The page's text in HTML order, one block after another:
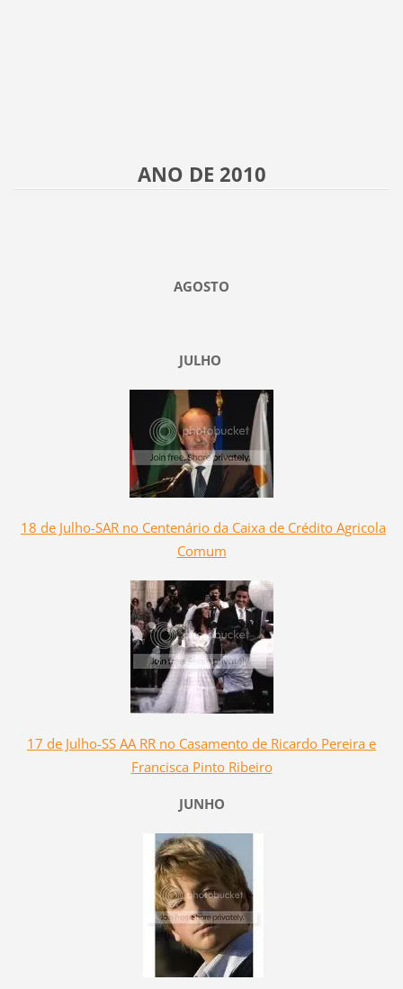
ANO DE 2010
AGOSTO
JULHO
18 de Julho-SAR no Centenário da Caixa de Crédito Agricola
Comum
17 de Julho-SS AA RR no Casamento de Ricardo Pereira e
Francisca Pinto Ribeiro
JUNHO